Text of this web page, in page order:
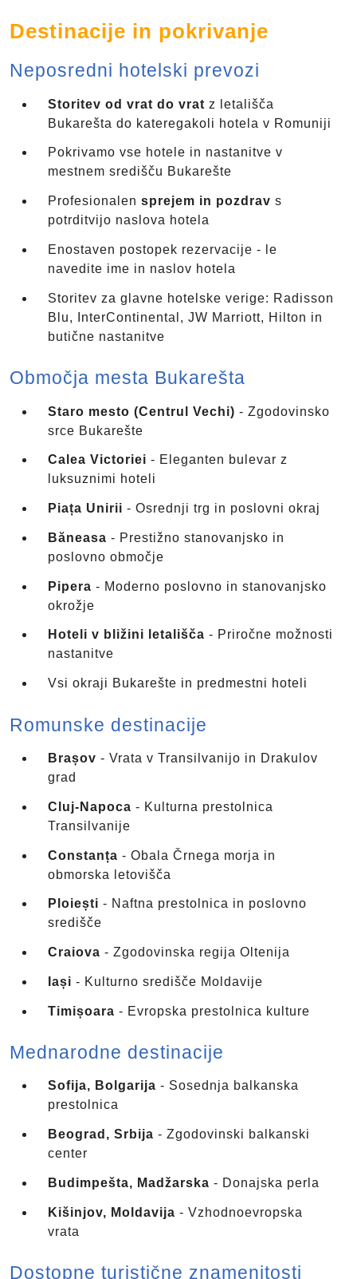
Destinacije in pokrivanje
Neposredni hotelski prevozi
Storitev od vrat do vrat z letališča
Bukarešta do kateregakoli hotela v Romuniji
Pokrivamo vse hotele in nastanitve v
mestnem središču Bukarešte
Profesionalen sprejem in pozdrav s
potrditvijo naslova hotela
Enostaven postopek rezervacije - le
navedite ime in naslov hotela
Storitev za glavne hotelske verige: Radisson
Blu, InterContinental, JW Marriott, Hilton in
butične nastanitve
Območja mesta Bukarešta
Staro mesto (Centrul Vechi) - Zgodovinsko
srce Bukarešte
Calea Victoriei - Eleganten bulevar z
luksuznimi hoteli
Piața Unirii - Osrednji trg in poslovni okraj
Băneasa - Prestižno stanovanjsko in
poslovno območje
Pipera - Moderno poslovno in stanovanjsko
okrožje
Hoteli v bližini letališča - Priročne možnosti
nastanitve
Vsi okraji Bukarešte in predmestni hoteli
Romunske destinacije
Brașov - Vrata v Transilvanijo in Drakulov
grad
Cluj-Napoca - Kulturna prestolnica
Transilvanije
Constanța - Obala Črnega morja in
obmorska letovišča
Ploiești - Naftna prestolnica in poslovno
središče
Craiova - Zgodovinska regija Oltenija
Iași - Kulturno središče Moldavije
Timișoara - Evropska prestolnica kulture
Mednarodne destinacije
Sofija, Bolgarija - Sosednja balkanska
prestolnica
Beograd, Srbija - Zgodovinski balkanski
center
Budimpešta, Madžarska - Donajska perla
Kišinjov, Moldavija - Vzhodnoevropska
vrata
Dostopne turistične znamenitosti